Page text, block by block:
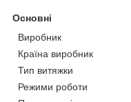
Основні
Виробник
Країна виробник
Тип витяжки
Режими роботи